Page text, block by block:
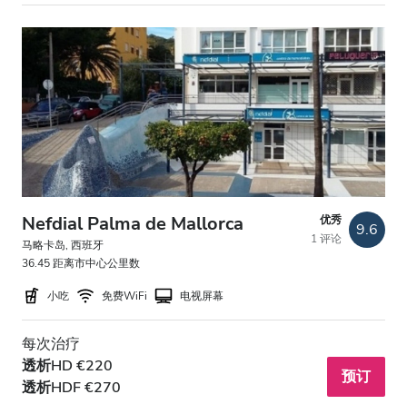
接收
HIV患者
乙型肝炎患者
丙型肝炎患者
GHIC
小吃
免费WiFi
Nefdial Palma de Mallorca
马略卡岛, 西班牙
36.45 距离市中心公里数
优秀
1 评论
9.6
小吃 免费WiFi 电视屏幕
每次治疗
透析HD €220
透析HDF €270
预订